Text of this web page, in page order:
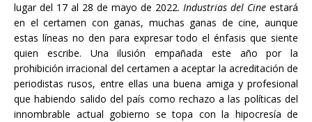
lugar del 17 al 28 de mayo de 2022. Industrias del Cine estará
en el certamen con ganas, muchas ganas de cine, aunque
estas líneas no den para expresar todo el énfasis que siente
quien escribe. Una ilusión empañada este año por la
prohibición irracional del certamen a aceptar la acreditación de
periodistas rusos, entre ellas una buena amiga y profesional
que habiendo salido del país como rechazo a las políticas del
innombrable actual gobierno se topa con la hipocresía de